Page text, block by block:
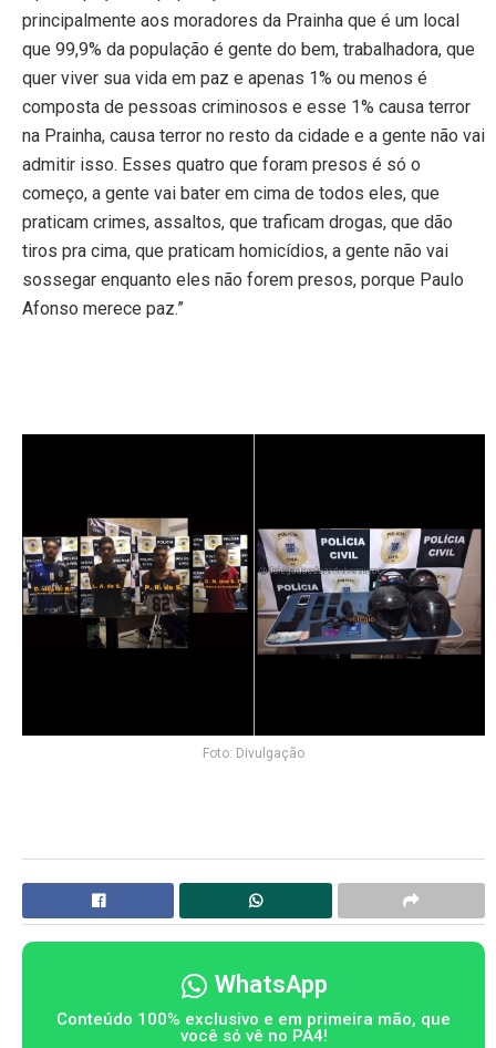
principalmente aos moradores da Prainha que é um local
que 99,9% da população é gente do bem, trabalhadora, que
quer viver sua vida em paz e apenas 1% ou menos é
composta de pessoas criminosos e esse 1% causa terror
na Prainha, causa terror no resto da cidade e a gente não vai
admitir isso. Esses quatro que foram presos é só o
começo, a gente vai bater em cima de todos eles, que
praticam crimes, assaltos, que traficam drogas, que dão
tiros pra cima, que praticam homicídios, a gente não vai
sossegar enquanto eles não forem presos, porque Paulo
Afonso merece paz.”
Foto: Divulgação
WhatsApp
Conteúdo 100% exclusivo e em primeira mão, que
você só vê no PA4!